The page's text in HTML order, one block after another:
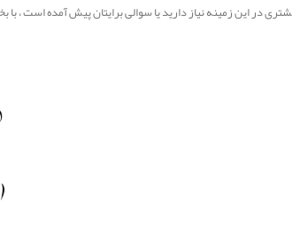
در این زمینه نیاز دارید یا سوالی برایتان پیش آمده است ،